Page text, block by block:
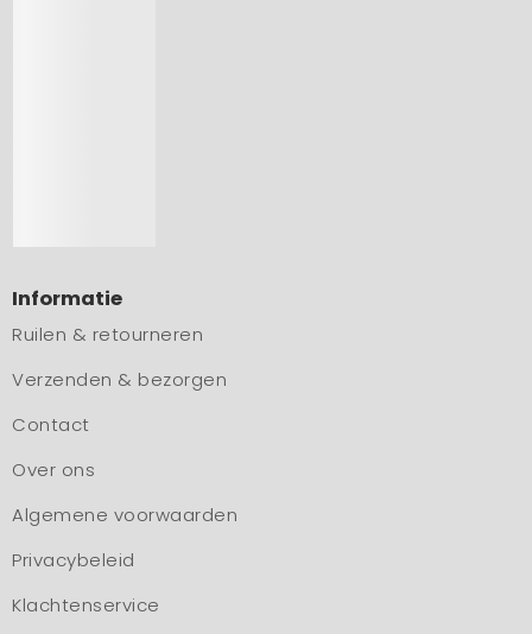
Informatie
Ruilen & retourneren
Verzenden & bezorgen
Contact
Over ons
Algemene voorwaarden
Privacybeleid
Klachtenservice